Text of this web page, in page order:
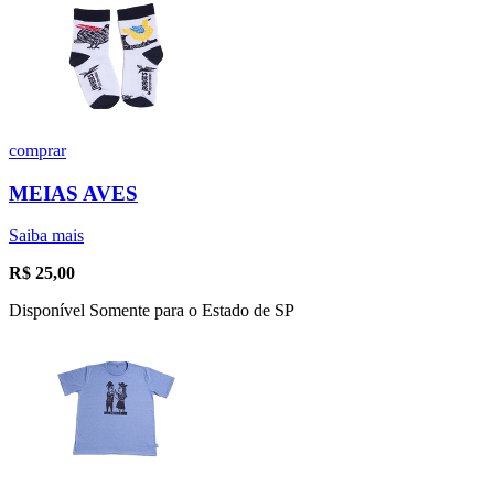
comprar
MEIAS AVES
Saiba mais
R$ 25,00
Disponível Somente para o Estado de SP